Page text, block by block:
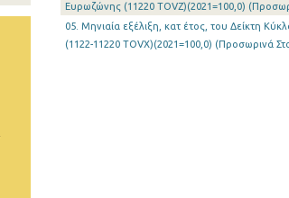
Ευρωζώνης (11220 TOVZ)(2021=100,0)
05. Μηνιαία εξέλιξη, κατ έτος, του Δείκτη
(1122-11220 TOVX)(2021=100,0) (Προσωρινά